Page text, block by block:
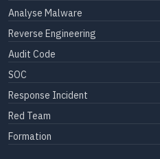
Analyse Malware
Reverse Engineering
Audit Code
SOC
Response Incident
Red Team
Formation